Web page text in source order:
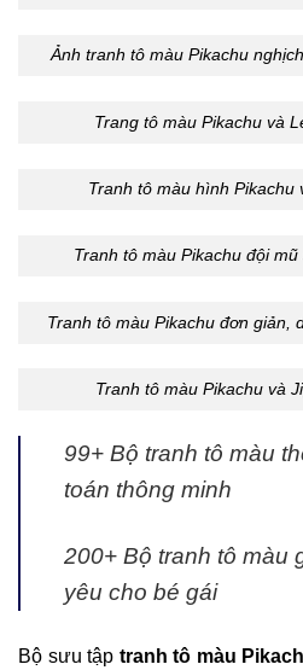
Ảnh tranh tô màu Pikachu
Trang tô màu Pikachu và
Tranh tô màu hình Pikachu
Tranh tô màu Pikachu đội
Tranh tô màu Pikachu đơn giản,
Tranh tô màu Pikachu và
99+ Bộ tranh tô màu
toán thông minh
200+ Bộ tranh tô màu
yêu cho bé gái
Bộ sưu tập tranh tô màu